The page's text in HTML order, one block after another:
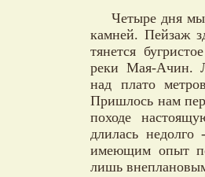
Четыре дня
камней. Пейзаж
тянется
реки Мая-Ачин.
над плато
Пришлось нам
походе
длилась
имеющим опыт
лишь